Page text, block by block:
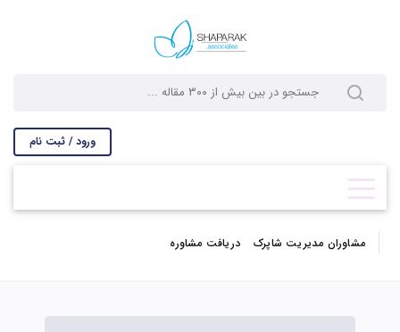
ورود / ثبت نام
مشاوران مدیریت شاپرک دریافت مشاوره